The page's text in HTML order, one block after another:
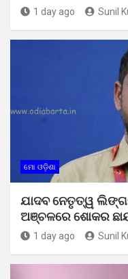
1 day ago Sunil
ମୋ ଓଡ଼ିଶା
ଯାଦବ ନେତୃତ୍ୱ
ଅଞ୍ଚଳରେ ଶୋକର
1 day ago Sunil